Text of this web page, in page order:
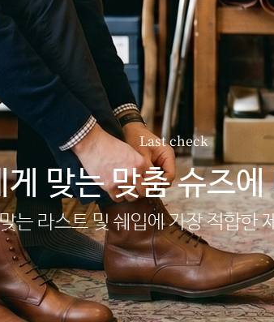
Last check
게 맞는 맞춤 슈즈
는 라스트 및 쉐입에 가장 적합한